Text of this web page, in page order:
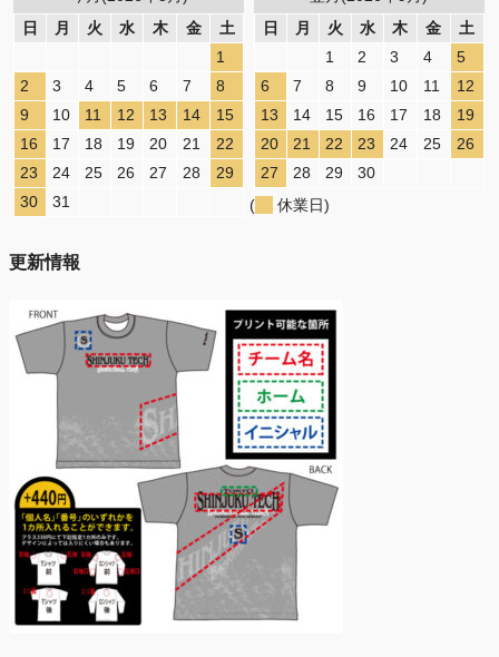
日
月 火 水 木 金
土
1
2
3 4 5 6 7
8
9
10 11 12 13 14
15
16
17 18 19 20 21
22
23
24 25 26 27 28
29
30
31
日
月 火 水 木 金
土
1
2 3 4
5
6
7 8 9 10 11
12
13
14 15 16 17 18
19
20
21 22 23 24 25
26
27
28 29
30
(
休業日)
更新情報